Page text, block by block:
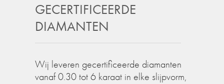
GECERTIFICEERDE
DIAMANTEN
Wij leveren gecertificeerde diamanten
vanaf 0.30 tot 6 karaat in elke slijpvorm,